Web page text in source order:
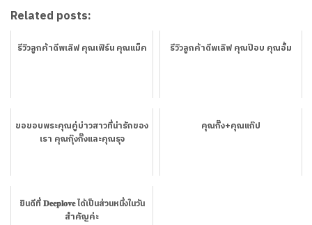
Related posts:
รีวิวลูกค้าดีพเลิฟ คุณเฟิร์น คุณแม็ค รีวิวลูกค้าดีพเลิฟ คุณป๊อบ คุณอั้ม
ขอขอบพระคุณคู่บ่าวสาวที่น่ารักของ
เรา คุณกุ๊งกิ๊งและคุณรุจ
คุณกิ๊ง+คุณแก๊ป
ยินดีที่ 𝐃𝐞𝐞𝐩𝐥𝐨𝐯𝐞 ได้เป็นส่วนหนึ่งในวัน
สำคัญค่ะ